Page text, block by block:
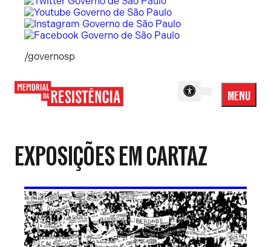
/governosp
MENU
Menu
EXPOSIÇÕES EM CARTAZ